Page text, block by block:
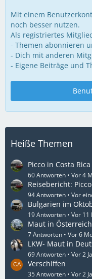
Mit einem
noch besser nutzen.
Als registriertes
- Themen abonnieren
- Dich mit anderen
- Eigene Beiträge und
Heiße Themen
Picco in Costa
60 Antworten Vor 4
Reisebericht:
94 Antworten Vor
Bulgarien im
19 Antworten Vor 11
Maut in Österreich
7 Antworten Vor 6
LKW- Maut in
69 Antworten Vor 2
Verschiffen
35 Antworten Vor 2